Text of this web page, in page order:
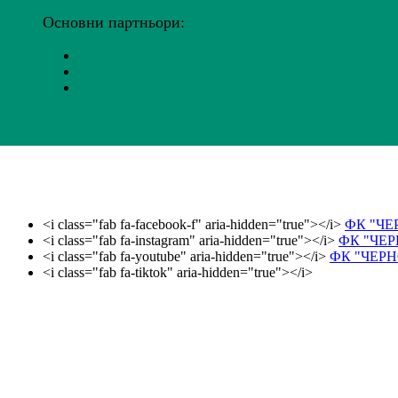
Основни партньори:
<i class="fab fa-facebook-f" aria-hidden="true"></i> ФК
<i class="fab fa-instagram" aria-hidden="true"></i> ФК
<i class="fab fa-youtube" aria-hidden="true"></i> ФК
<i class="fab fa-tiktok" aria-hidden="true"></i>